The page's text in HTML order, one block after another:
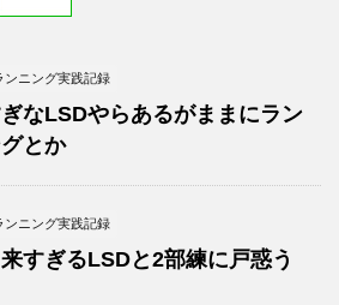
ンニング実践記録
なLSDやらあるがままにラン
とか
ンニング実践記録
すぎるLSDと2部練に戸惑う